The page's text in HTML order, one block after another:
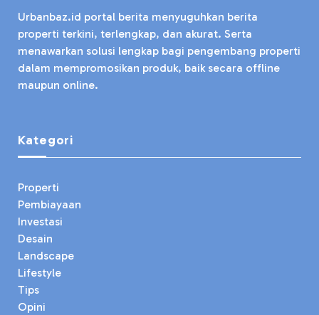
Urbanbaz.id portal berita menyuguhkan berita
properti terkini, terlengkap, dan akurat. Serta
menawarkan solusi lengkap bagi pengembang properti
dalam mempromosikan produk, baik secara offline
maupun online.
Kategori
Properti
Pembiayaan
Investasi
Desain
Landscape
Lifestyle
Tips
Opini